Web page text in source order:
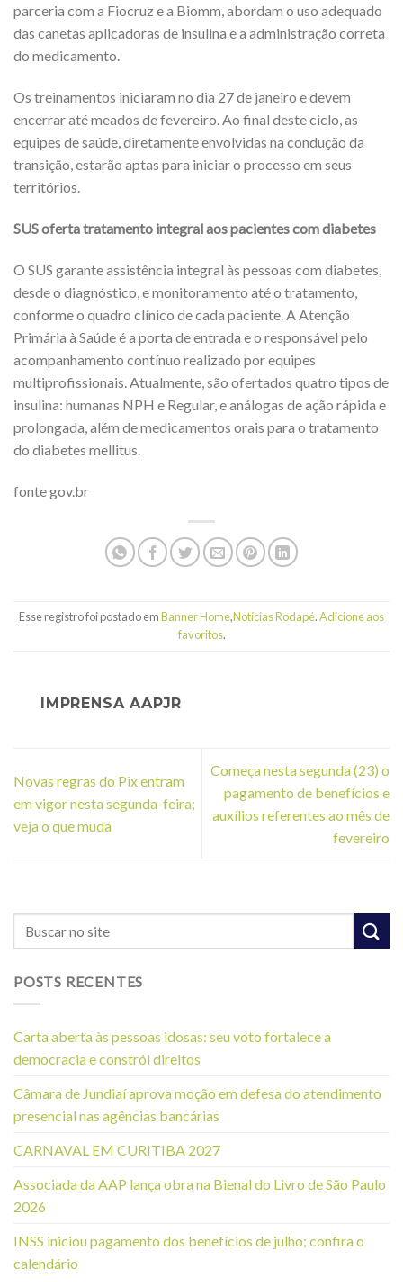
parceria com a Fiocruz e a Biomm, abordam o uso adequado
das canetas aplicadoras de insulina e a administração correta
do medicamento.
Os treinamentos iniciaram no dia 27 de janeiro e devem
encerrar até meados de fevereiro. Ao final deste ciclo, as
equipes de saúde, diretamente envolvidas na condução da
transição, estarão aptas para iniciar o processo em seus
territórios.
SUS oferta tratamento integral aos pacientes com diabetes
O SUS garante assistência integral às pessoas com diabetes,
desde o diagnóstico, e monitoramento até o tratamento,
conforme o quadro clínico de cada paciente. A Atenção
Primária à Saúde é a porta de entrada e o responsável pelo
acompanhamento contínuo realizado por equipes
multiprofissionais. Atualmente, são ofertados quatro tipos de
insulina: humanas NPH e Regular, e análogas de ação rápida e
prolongada, além de medicamentos orais para o tratamento
do diabetes mellitus.
fonte gov.br
Esse registro foi postado emBanner Home,Notícias Rodapé.Adicione aos
favoritos.
IMPRENSA AAPJR
Novas regras do Pix entram
em vigor nesta segunda-feira;
veja o que muda
Começa nesta segunda (23) o
pagamento de benefícios e
auxílios referentes ao mês de
fevereiro
POSTS RECENTES
Carta aberta às pessoas idosas: seu voto fortalece a
democracia e constrói direitos
Câmara de Jundiaí aprova moção em defesa do atendimento
presencial nas agências bancárias
CARNAVAL EM CURITIBA 2027
Associada da AAP lança obra na Bienal do Livro de São Paulo
2026
INSS iniciou pagamento dos benefícios de julho; confira o
calendário